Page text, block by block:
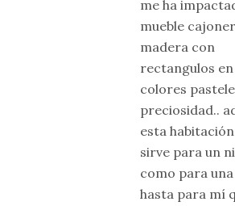
me ha
mueble
madera con
rectangulos en
colores
preciosidad..
esta
sirve para un
como para
hasta para mí